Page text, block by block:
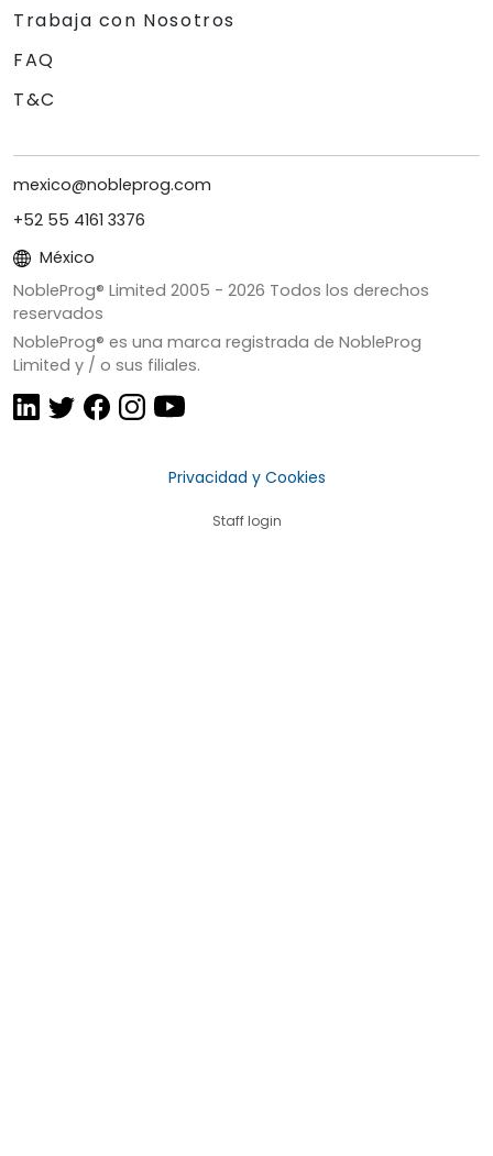
Trabaja con Nosotros
FAQ
T&C
mexico@nobleprog.com
+52 55 4161 3376
México
NobleProg® Limited 2005 - 2026 Todos los derechos
reservados
NobleProg® es una marca registrada de NobleProg
Limited y / o sus filiales.
Privacidad y Cookies
Staff login